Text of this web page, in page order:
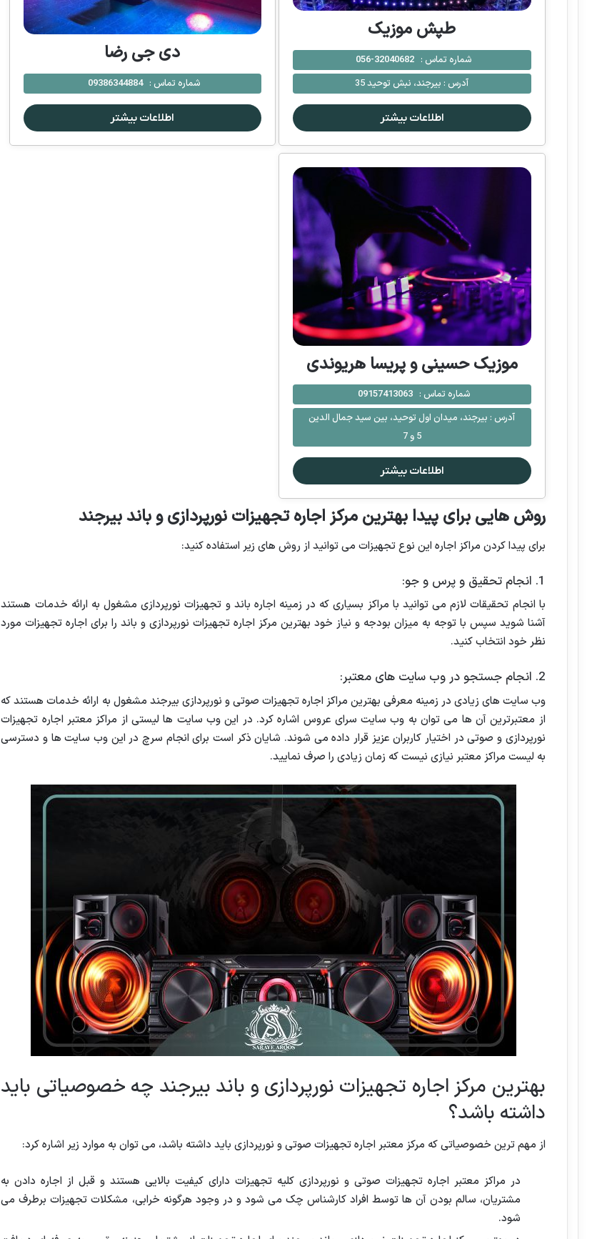
طپش موزیک
شماره تماس : 32040682-056
آدرس : بیرجند، نبش توحید 35
اطلاعات بیشتر
دی جی رضا
شماره تماس : 09386344884
اطلاعات بیشتر
موزیک حسینی و پریسا هریوندی
شماره تماس : 09157413063
آدرس : بیرجند، میدان اول توحید، بین سید جمال الدین
5 و 7
اطلاعات بیشتر
روش هایی برای پیدا بهترین مرکز اجاره تجهیزات نورپردازی و باند بیرجند
برای پیدا کردن مراکز اجاره این نوع تجهیزات می توانید از روش های زیر استفاده کنید:
1. انجام تحقیق و پرس و جو:
با انجام تحقیقات لازم می توانید با مراکز بسیاری که در زمینه اجاره باند و تجهیزات نورپردازی مشغول به ارائه خدمات هستند
آشنا شوید سپس با توجه به میزان بودجه و نیاز خود بهترین مرکز اجاره تجهیزات نورپردازی و باند را برای اجاره تجهیزات مورد
نظر خود انتخاب کنید.
2. انجام جستجو در وب سایت های معتبر:
وب سایت های زیادی در زمینه معرفی بهترین مراکز اجاره تجهیزات صوتی و نورپردازی بیرجند مشغول به ارائه خدمات هستند که
از معتبرترین آن ها می توان به وب سایت سرای عروس اشاره کرد. در این وب سایت ها لیستی از مراکز معتبر اجاره تجهیزات
نورپردازی و صوتی در اختیار کاربران عزیز قرار داده می شوند. شایان ذکر است برای انجام سرچ در این وب سایت ها و دسترسی
به لیست مراکز معتبر نیازی نیست که زمان زیادی را صرف نمایید.
بهترین مرکز اجاره تجهیزات نورپردازی و باند بیرجند چه خصوصیاتی باید
داشته باشد؟
از مهم ترین خصوصیاتی که مرکز معتبر اجاره تجهیزات صوتی و نورپردازی باید داشته باشد، می توان به موارد زیر اشاره کرد:
در مراکز معتبر اجاره تجهیزات صوتی و نورپردازی کلیه تجهیزات دارای کیفیت بالایی هستند و قبل از اجاره دادن به
مشتریان، سالم بودن آن ها توسط افراد کارشناس چک می شود و در وجود هرگونه خرابی، مشکلات تجهیزات برطرف می
شود.